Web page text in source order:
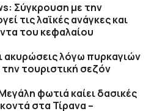
Σύγκρουση με την
τις λαϊκές ανάγκες και
του κεφαλαίου
ακυρώσεις λόγω πυρκαγιών
τουριστική σεζόν
φωτιά καίει δασικές
στα Τίρανα –